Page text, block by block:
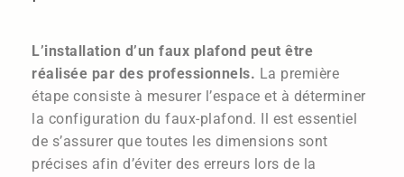
L’installation d’un faux plafond peut être
réalisée par des professionnels. La première
étape consiste à mesurer l’espace et à déterminer
la configuration du faux-plafond. Il est essentiel
de s’assurer que toutes les dimensions sont
précises afin d’éviter des erreurs lors de la